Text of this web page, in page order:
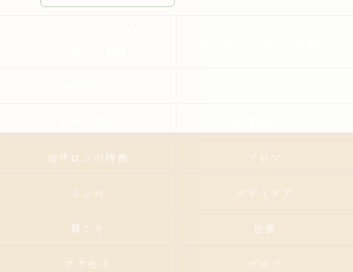
当サロンの特徴 アロマ
リンパ ボディケア
肩こり 出張
アクセス ブログ